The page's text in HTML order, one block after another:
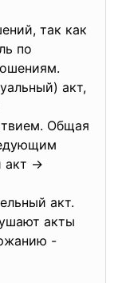
так как
по
акт,
Общая
->
акт.
акты
-